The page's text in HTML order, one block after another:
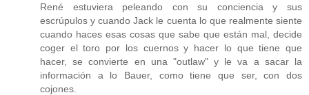
René estuviera peleando con su conciencia y sus
escrúpulos y cuando Jack le cuenta lo que realmente siente
cuando haces esas cosas que sabe que están mal, decide
coger el toro por los cuernos y hacer lo que tiene que
hacer, se convierte en una "outlaw" y le va a sacar la
información a lo Bauer, como tiene que ser, con dos
cojones.